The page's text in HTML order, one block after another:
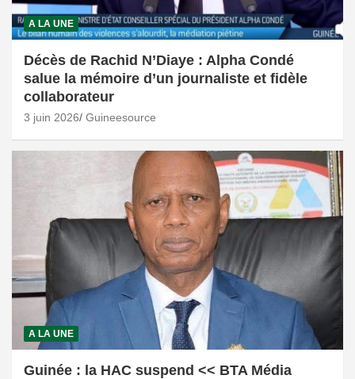
A LA UNE
Décès de Rachid N’Diaye : Alpha Condé
salue la mémoire d’un journaliste et fidèle
collaborateur
3 juin 2026 Guineesource
A LA UNE
Guinée : la HAC suspend << BTA Média